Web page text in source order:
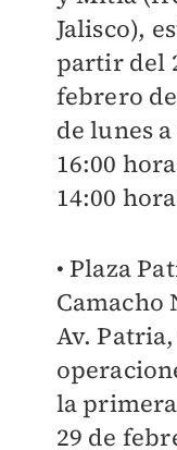
Jalisco),
partir del
febrero
de lunes
16:00
14:00
• Plaza
Camacho
Av.
la
29 de